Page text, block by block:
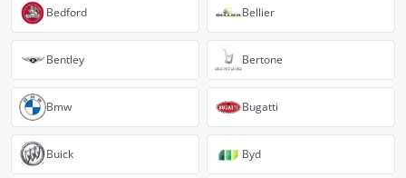
Bedford Bellier
Bentley Bertone
Bmw Bugatti
Buick Byd